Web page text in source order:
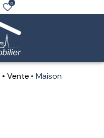
0
Vente Maison